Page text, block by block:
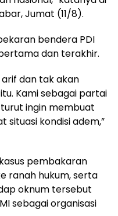
Jumat (11/8).
bendera PDI
dan terakhir.
dan tak akan
Kami sebagai partai
ingin membuat
kondisi adem,”
pembakaran
ranah hukum, serta
oknum tersebut
sebagai organisasi